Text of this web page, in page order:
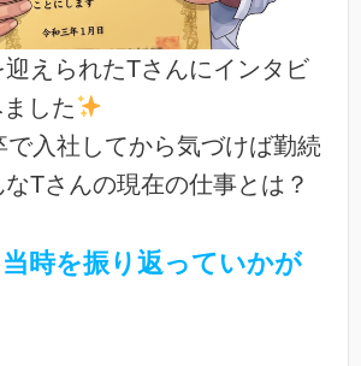
えられたTさんにインタビ
した
で入社してから気づけば勤続
Tさんの現在の仕事とは？
時を振り返っていかが